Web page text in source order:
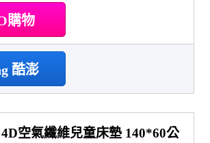
購物
酷澎
4D空氣纖維兒童床墊 140*60公